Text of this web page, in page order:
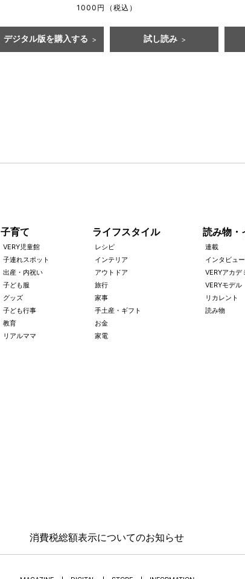
1000円（税込）
デジタル版を購入する 試し読み
子育て
VERY児童館
子連れスポット
出産・内祝い
子ども服
グッズ
子ども行事
教育
リアルママ
ライフスタイル
レシピ
インテリア
アウトドア
旅行
家事
手土産・ギフト
お金
家電
読み物・
連載
インタビュー
VERYアカデ
VERYモデル
リカレント
読み物
消費税総額表示についてのお知らせ